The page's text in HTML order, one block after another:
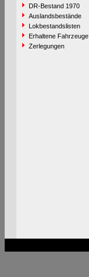
DR-Bestand 1970
Auslandsbestände
Lokbestandslisten
Erhaltene Fahrzeuge
Zerlegungen